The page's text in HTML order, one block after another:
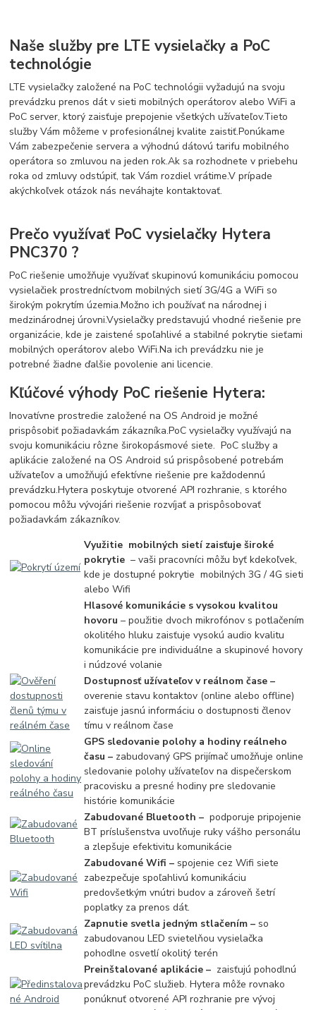
Naše služby pre LTE vysielačky a PoC
technológie
LTE vysielačky založené na PoC technológii vyžadujú na svoju
prevádzku prenos dát v sieti mobilných operátorov alebo WiFi a
PoC server, ktorý zaisťuje prepojenie všetkých užívateľov.Tieto
služby Vám môžeme v profesionálnej kvalite zaistiť.Ponúkame
Vám zabezpečenie servera a výhodnú dátovú tarifu mobilného
operátora so zmluvou na jeden rok.Ak sa rozhodnete v priebehu
roka od zmluvy odstúpiť, tak Vám rozdiel vrátime.V prípade
akýchkoľvek otázok nás neváhajte kontaktovať.
Prečo využívať PoC vysielačky Hytera
PNC370 ?
PoC riešenie umožňuje využívať skupinovú komunikáciu pomocou
vysielačiek prostredníctvom mobilných sietí 3G/4G a WiFi so
širokým pokrytím územia.Možno ich používať na národnej i
medzinárodnej úrovni.Vysielačky predstavujú vhodné riešenie pre
organizácie, kde je zaistené spoľahlivé a stabilné pokrytie sieťami
mobilných operátorov alebo WiFi.Na ich prevádzku nie je
potrebné žiadne ďalšie povolenie ani licencie.
Kľúčové výhody PoC riešenie Hytera:
Inovatívne prostredie založené na OS Android je možné
prispôsobiť požiadavkám zákazníka.PoC vysielačky využívajú na
svoju komunikáciu rôzne širokopásmové siete. PoC služby a
aplikácie založené na OS Android sú prispôsobené potrebám
užívateľov a umožňujú efektívne riešenie pre každodennú
prevádzku.Hytera poskytuje otvorené API rozhranie, s ktorého
pomocou môžu vývojári riešenie rozvíjať a prispôsobovať
požiadavkám zákazníkov.
Využitie mobilných sietí zaisťuje široké
pokrytie – vaši pracovníci môžu byť kdekoľvek,
kde je dostupné pokrytie mobilných 3G / 4G sieti
alebo Wifi
Hlasové komunikácie s vysokou kvalitou
hovoru – použitie dvoch mikrofónov s potlačením
okolitého hluku zaisťuje vysokú audio kvalitu
komunikácie pre individuálne a skupinové hovory
i núdzové volanie
Dostupnosť užívateľov v reálnom čase –
overenie stavu kontaktov (online alebo offline)
zaisťuje jasnú informáciu o dostupnosti členov
tímu v reálnom čase
GPS sledovanie polohy a hodiny reálneho
času – zabudovaný GPS prijímač umožňuje online
sledovanie polohy užívateľov na dispečerskom
pracovisku a presné hodiny pre sledovanie
histórie komunikácie
Zabudované Bluetooth – podporuje pripojenie
BT príslušenstva uvoľňuje ruky vášho personálu
a zlepšuje efektivitu komunikácie
Zabudované Wifi – spojenie cez Wifi siete
zabezpečuje spoľahlivú komunikáciu
predovšetkým vnútri budov a zároveň šetrí
poplatky za prenos dát.
Zapnutie svetla jedným stlačením – so
zabudovanou LED svietelňou vysielačka
pohodlne osvetlí okolitý terén
Preinštalované aplikácie – zaisťujú pohodlnú
prevádzku PoC služieb. Hytera môže rovnako
ponúknuť otvorené API rozhranie pre vývoj